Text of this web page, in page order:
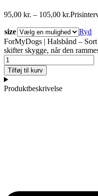
95,00 kr. – 105,00 kr.
size
Ryd
ForMyDogs | Halsbånd –
skifter skygge, når den
Tilføj til kurv
Produktbeskrivelse